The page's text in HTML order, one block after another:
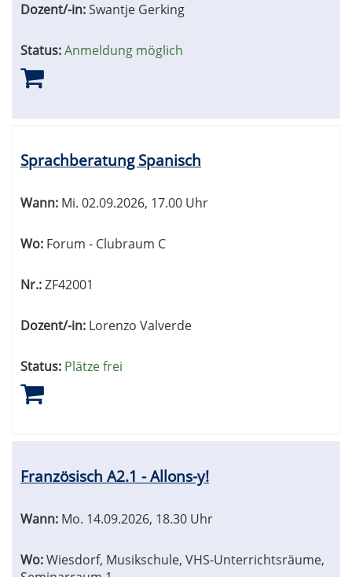
Dozent/-in:Swantje Gerking
Status:Anmeldung möglich
Sprachberatung Spanisch
Wann: Mi. 02.09.2026, 17.00 Uhr
Wo: Forum - Clubraum C
Nr.:ZF42001
Dozent/-in: Lorenzo Valverde
Status: Plätze frei
Französisch A2.1 - Allons-y!
Wann: Mo. 14.09.2026, 18.30 Uhr
Wo:Wiesdorf, Musikschule, VHS-Unterrichtsräume,